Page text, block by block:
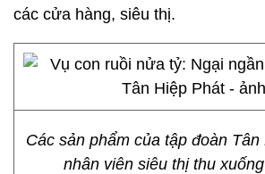
các cửa hàng, siêu thị.
Các sản phẩm của tập đoàn
nhân viên siêu thị thu